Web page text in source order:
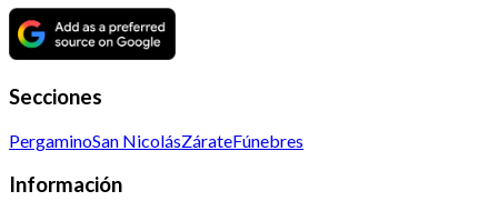
Secciones
PergaminoSan NicolásZárateFúnebres
Información